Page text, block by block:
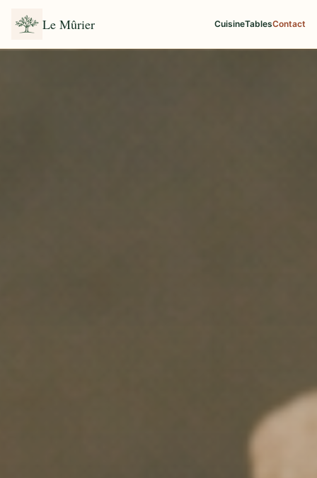
Le Mûrier CuisineTablesContact